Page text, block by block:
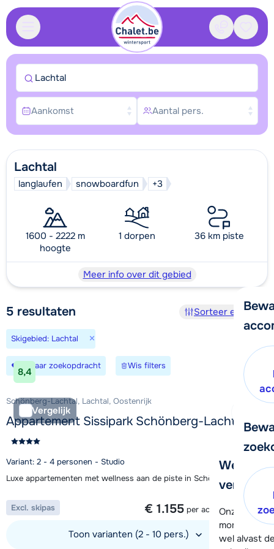
Contact
We
verder!
Onze
moment
wel alvast
Lachtal
langlaufen snowboardfun +3
1600 - 2222 m
hoogte
1 dorpen 36 km piste
Meer info over dit gebied
5 resultaten Sorteer en filter
Skigebied: Lachtal ×
Bewaar zoekopdracht Wis filters
8,4
Vergelijk
Schönberg-Lachtal, Lachtal, Oostenrijk
Appartement Sissipark Schönberg-Lachtal
Variant: 2 - 4 personen - Studio
Luxe appartementen met wellness aan de piste in Schönberg
1 week vanaf
€ 1.155 per accommodatie
Excl. skipas
Toon varianten (2 - 10 pers.)
Lachtal
Aankomst Aantal pers.